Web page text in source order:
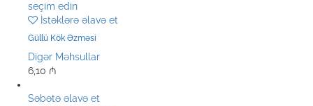
seçim edin
İstəklərə əlavə et
Güllü Kök Əzməsi
Digər Məhsullar
6,10 ₼
Səbətə əlavə et